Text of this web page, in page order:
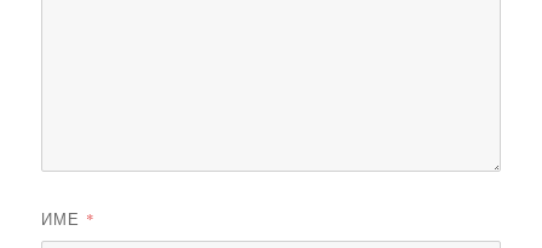
ИМЕ *